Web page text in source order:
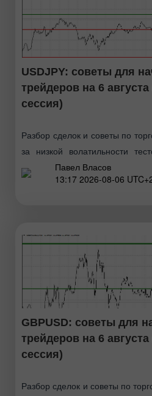
USDJPY: советы для
трейдеров на 6
сессия)
Разбор сделок и советы по
за низкой волатильности
уровней в первой половине
ходе американской сессии
Павел Власов
13:17 2026-08-06
GBPUSD: советы для
трейдеров на 6
сессия)
Разбор сделок и советы по